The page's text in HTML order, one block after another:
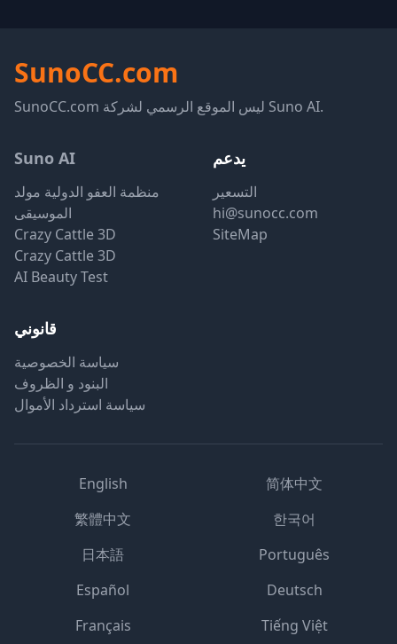
SunoCC.com
SunoCC.com ليس الموقع الرسمي لشركة Suno AI.
Suno AI
منظمة العفو الدولية مولد
الموسيقى
Crazy Cattle 3D
Crazy Cattle 3D
AI Beauty Test
يدعم
التسعير
hi@sunocc.com
SiteMap
قانوني
سياسة الخصوصية
البنود و الظروف
سياسة استرداد الأموال
English
简体中文
繁體中文
한국어
日本語
Português
Español
Deutsch
Français
Tiếng Việt